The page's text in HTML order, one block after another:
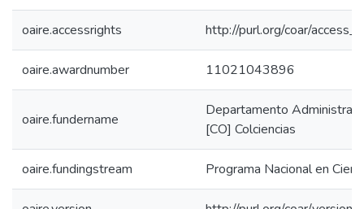
oaire.accessrights http://purl.org/coar/
oaire.awardnumber 11021043896
oaire.fundername
Departamento
[CO] Colciencias
oaire.fundingstream Programa Nacional en